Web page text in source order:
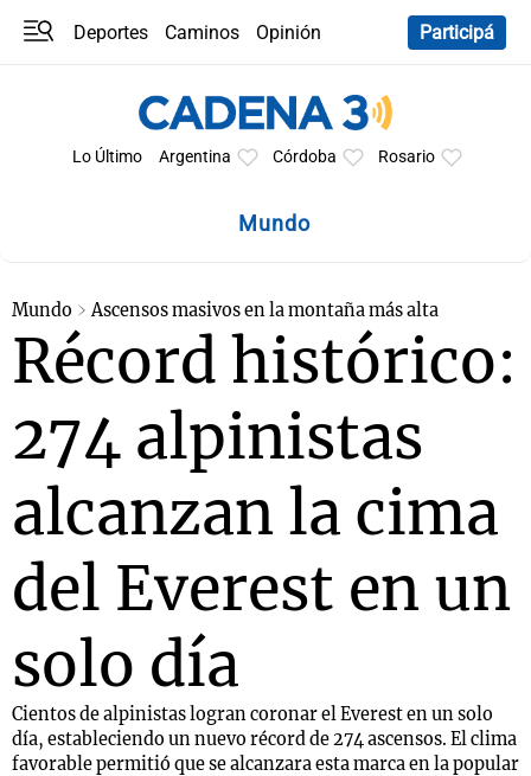
Deportes Caminos
Opinión
Participá
Lo Último Argentina Córdoba Rosario
Mundo
Mundo Ascensos masivos en la montaña más alta
Récord histórico:
274 alpinistas
alcanzan la cima
del Everest en un
solo día
Cientos de alpinistas logran coronar el Everest en un solo
día, estableciendo un nuevo récord de 274 ascensos. El clima
favorable permitió que se alcanzara esta marca en la popular